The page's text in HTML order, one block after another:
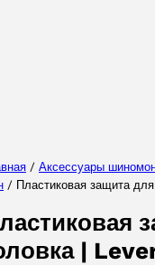
/ Аксессуары
/ Пластиковая защита
|